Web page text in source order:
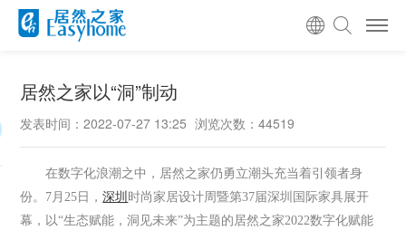
居然之家以“洞”制动
发表时间：2022-07-27 13:25 浏览次数：44519
在数字化浪潮之中，居然之家仍勇立潮头充当着引领者身
份。7月25日，深圳 时尚家居设计周暨第37届深圳国际家具展开
幕，以“生态赋能，洞见未来”为主题的居然之家2022数字化赋能